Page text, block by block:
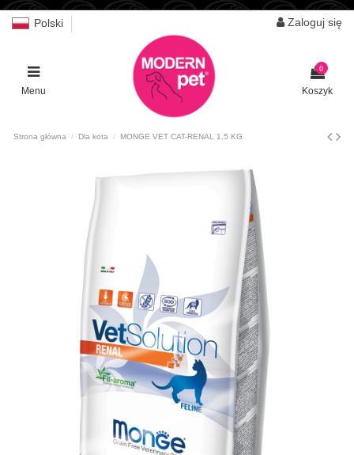
Polski Zaloguj się
Menu
0
Koszyk
Strona główna Dla kota MONGE VET CAT-RENAL 1,5 KG